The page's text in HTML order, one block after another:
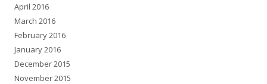
April 2016
March 2016
February 2016
January 2016
December 2015
November 2015